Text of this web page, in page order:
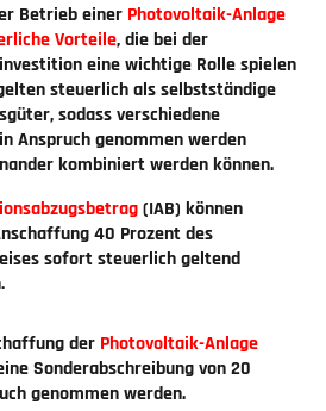
Betrieb einer Photovoltaik-Anlage
Vorteile, die bei der
eine wichtige Rolle spielen
steuerlich als selbstständige
sodass verschiedene
Anspruch genommen werden
kombiniert werden können.
(IAB) können
40 Prozent des
sofort steuerlich geltend
der Photovoltaik-Anlage
Sonderabschreibung von 20
genommen werden.